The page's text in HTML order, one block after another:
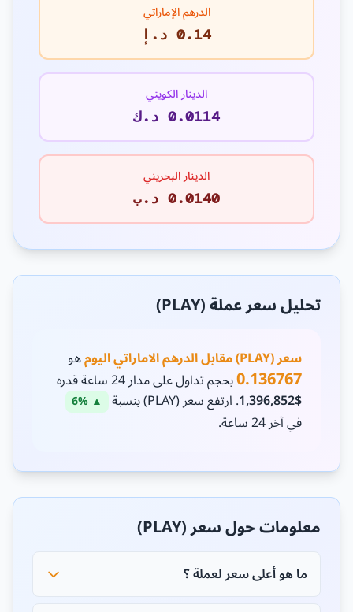
الدرهم الإماراتي
0.14 د.إ
الدينار الكويتي
0.0114 د.ك
الدينار البحريني
0.0140 د.ب
تحليل سعر عملة (PLAY)
سعر (PLAY) مقابل الدرهم الاماراتي اليوم هو
0.136767بحجم تداول على مدار 24 ساعة قدره
$1,396,852 . ارتفع سعر (PLAY) بنسبة ▲ 6%
في آخر 24 ساعة.
معلومات حول سعر (PLAY)
ما هو أعلى سعر لعملة ؟